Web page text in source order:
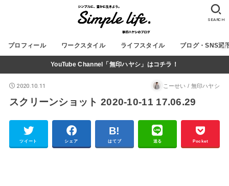
プロフィール ワークスタイル ライフスタイル ブログ・SNS運
SEARCH
YouTube Channel「無印ハヤシ」はコチラ！
2020.10.11 こーせい / 無印ハヤシ
スクリーンショット 2020-10-11 17.06.29
ツイート シェア はてブ 送る Pocket